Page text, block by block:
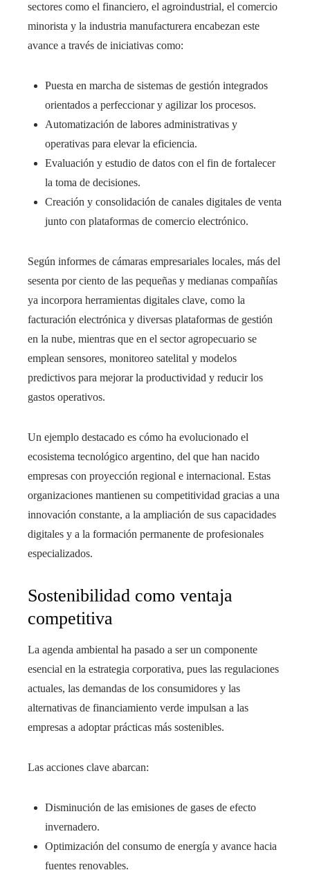
sectores como el financiero, el agroindustrial, el comercio
minorista y la industria manufacturera encabezan este
avance a través de iniciativas como:
Puesta en marcha de sistemas de gestión integrados
orientados a perfeccionar y agilizar los procesos.
Automatización de labores administrativas y
operativas para elevar la eficiencia.
Evaluación y estudio de datos con el fin de fortalecer
la toma de decisiones.
Creación y consolidación de canales digitales de venta
junto con plataformas de comercio electrónico.
Según informes de cámaras empresariales locales, más del
sesenta por ciento de las pequeñas y medianas compañías
ya incorpora herramientas digitales clave, como la
facturación electrónica y diversas plataformas de gestión
en la nube, mientras que en el sector agropecuario se
emplean sensores, monitoreo satelital y modelos
predictivos para mejorar la productividad y reducir los
gastos operativos.
Un ejemplo destacado es cómo ha evolucionado el
ecosistema tecnológico argentino, del que han nacido
empresas con proyección regional e internacional. Estas
organizaciones mantienen su competitividad gracias a una
innovación constante, a la ampliación de sus capacidades
digitales y a la formación permanente de profesionales
especializados.
Sostenibilidad como ventaja
competitiva
La agenda ambiental ha pasado a ser un componente
esencial en la estrategia corporativa, pues las regulaciones
actuales, las demandas de los consumidores y las
alternativas de financiamiento verde impulsan a las
empresas a adoptar prácticas más sostenibles.
Las acciones clave abarcan:
Disminución de las emisiones de gases de efecto
invernadero.
Optimización del consumo de energía y avance hacia
fuentes renovables.